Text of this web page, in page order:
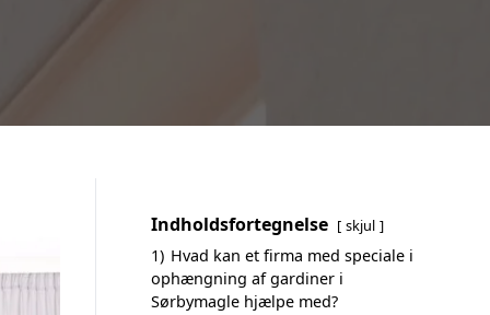
Indholdsfortegnelse skjul
1) Hvad kan et firma med speciale i
ophængning af gardiner i
Sørbymagle hjælpe med?